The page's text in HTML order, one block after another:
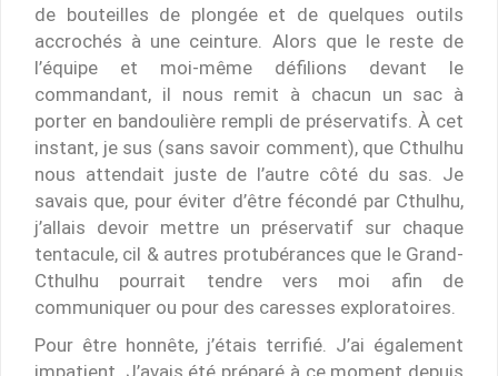
de bouteilles de plongée et de quelques outils
accrochés à une ceinture. Alors que le reste de
l’équipe et moi-même défilions devant le
commandant, il nous remit à chacun un sac à
porter en bandoulière rempli de préservatifs. À cet
instant, je sus (sans savoir comment), que Cthulhu
nous attendait juste de l’autre côté du sas. Je
savais que, pour éviter d’être fécondé par Cthulhu,
j’allais devoir mettre un préservatif sur chaque
tentacule, cil & autres protubérances que le Grand-
Cthulhu pourrait tendre vers moi afin de
communiquer ou pour des caresses exploratoires.
Pour être honnête, j’étais terrifié. J’ai également
impatient. J’avais été préparé à ce moment depuis